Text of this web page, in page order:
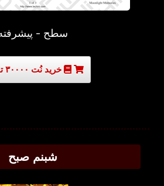
سطح - پیشرفته
خرید نُت ۳۰۰۰۰ تومان
شبنم صبح